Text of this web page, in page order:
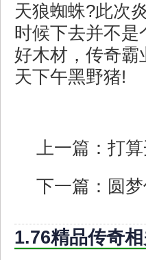
天狼蜘蛛?此次
时候下去并不
好木材，传奇
天下午黑野猪!
上一篇： 打
下一篇： 圆
1.76精品传奇